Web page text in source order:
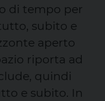
di tempo per
subito e
aperto
riporta ad
quindi
e subito. In